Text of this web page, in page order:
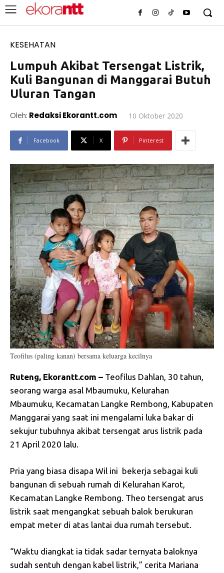
KESEHATAN
Lumpuh Akibat Tersengat Listrik,
Kuli Bangunan di Manggarai Butuh
Uluran Tangan
Oleh: Redaksi Ekorantt.com 10 Oktober 2020
Facebook X Pinterest
Teofilus (paling kanan) bersama keluarga kecilnya
Ruteng, Ekorantt.com – Teofilus Dahlan, 30 tahun,
seorang warga asal Mbaumuku, Kelurahan
Mbaumuku, Kecamatan Langke Rembong, Kabupaten
Manggarai yang saat ini mengalami luka bakar di
sekujur tubuhnya akibat tersengat arus listrik pada
21 April 2020 lalu.
Pria yang biasa disapa Wil ini bekerja sebagai kuli
bangunan di sebuah rumah di Kelurahan Karot,
Kecamatan Langke Rembong. Theo tersengat arus
listrik saat mengangkat sebuah balok berukuran
empat meter di atas lantai dua rumah tersebut.
“Waktu diangkat ia tidak sadar ternyata baloknya
sudah sentuh dengan kabel listrik,” cerita Mariana